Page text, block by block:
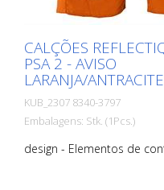
CALÇÕES
PSA 2 - AVISO
LARANJA/ANTRACITE
KUB_2307 8340-3797
Embalagens: Stk. (1Pcs.)
design - Elementos de